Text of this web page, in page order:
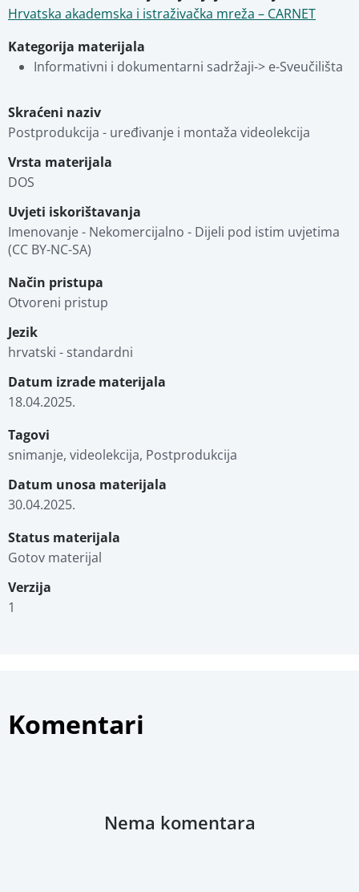
Hrvatska akademska i istraživačka mreža – CARNET
Kategorija materijala
Informativni i dokumentarni sadržaji-> e-Sveučilišta
Skraćeni naziv
Postprodukcija - uređivanje i montaža videolekcija
Vrsta materijala
DOS
Uvjeti iskorištavanja
Imenovanje - Nekomercijalno - Dijeli pod istim uvjetima
(CC BY-NC-SA)
Način pristupa
Otvoreni pristup
Jezik
hrvatski - standardni
Datum izrade materijala
18.04.2025.
Tagovi
snimanje, videolekcija, Postprodukcija
Datum unosa materijala
30.04.2025.
Status materijala
Gotov materijal
Verzija
1
Komentari
Nema komentara